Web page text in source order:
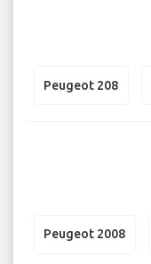
Peugeot 208
Peugeot 2008